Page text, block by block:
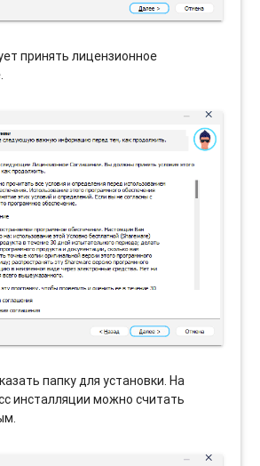
принять лицензионное
папку для установки. На
инсталляции можно считать